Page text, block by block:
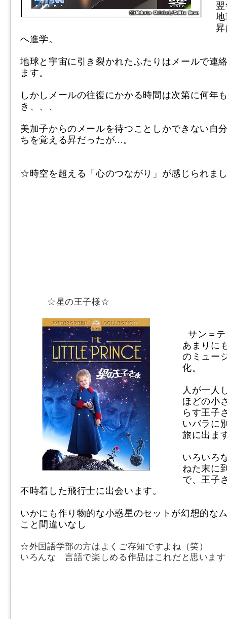
へ進学。
地球と宇宙に引き裂かれたふたりはメールで連
ます。
しかしメールの往復にかかる時間は次第に何年
き、、、
美加子からのメールを待つことしかできない自
ちを覚える昇だったが...。
☆時空を超える「心のつながり」が感じられま
☆星の王子様☆
サン＝
あまりに
のミュー
化。
人が一人
ほどの小
らす王子
いバラに
旅に出ま
いろいろ
ねた末に
で、王子
不時着した飛行士に出会います。
いかにも作り物的な小惑星のセットが幻想的な
こと間違いなし
☆外国語学部の方はよくご存知ですよね（笑）
いろんな 言語で楽しめる作品はこれだと思いま